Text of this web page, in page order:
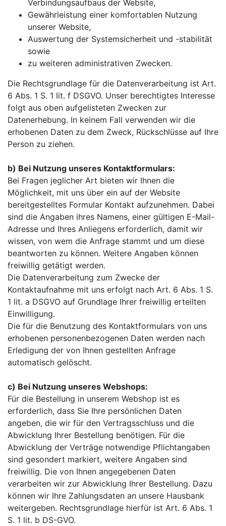
Verbindungsaufbaus der Website,
Gewährleistung einer komfortablen Nutzung
unserer Website,
Auswertung der Systemsicherheit und -stabilität
sowie
zu weiteren administrativen Zwecken.
Die Rechtsgrundlage für die Datenverarbeitung ist Art.
6 Abs. 1 S. 1 lit. f DSGVO. Unser berechtigtes Interesse
folgt aus oben aufgelisteten Zwecken zur
Datenerhebung. In keinem Fall verwenden wir die
erhobenen Daten zu dem Zweck, Rückschlüsse auf Ihre
Person zu ziehen.
b) Bei Nutzung unseres Kontaktformulars:
Bei Fragen jeglicher Art bieten wir Ihnen die
Möglichkeit, mit uns über ein auf der Website
bereitgestelltes Formular Kontakt aufzunehmen. Dabei
sind die Angaben ihres Namens, einer gültigen E-Mail-
Adresse und Ihres Anliegens erforderlich, damit wir
wissen, von wem die Anfrage stammt und um diese
beantworten zu können. Weitere Angaben können
freiwillig getätigt werden.
Die Datenverarbeitung zum Zwecke der
Kontaktaufnahme mit uns erfolgt nach Art. 6 Abs. 1 S.
1 lit. a DSGVO auf Grundlage Ihrer freiwillig erteilten
Einwilligung.
Die für die Benutzung des Kontaktformulars von uns
erhobenen personenbezogenen Daten werden nach
Erledigung der von Ihnen gestellten Anfrage
automatisch gelöscht.
c) Bei Nutzung unseres Webshops:
Für die Bestellung in unserem Webshop ist es
erforderlich, dass Sie Ihre persönlichen Daten
angeben, die wir für den Vertragsschluss und die
Abwicklung Ihrer Bestellung benötigen. Für die
Abwicklung der Verträge notwendige Pflichtangaben
sind gesondert markiert, weitere Angaben sind
freiwillig. Die von Ihnen angegebenen Daten
verarbeiten wir zur Abwicklung Ihrer Bestellung. Dazu
können wir Ihre Zahlungsdaten an unsere Hausbank
weitergeben. Rechtsgrundlage hierfür ist Art. 6 Abs. 1
S. 1 lit. b DS-GVO.